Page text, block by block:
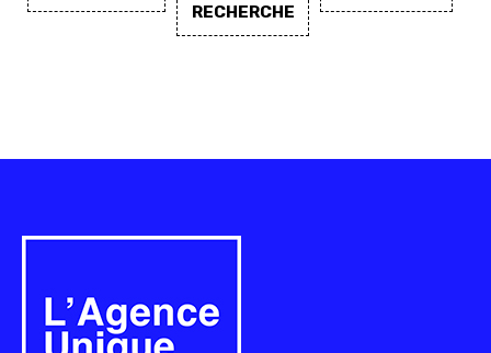
RECHERCHE